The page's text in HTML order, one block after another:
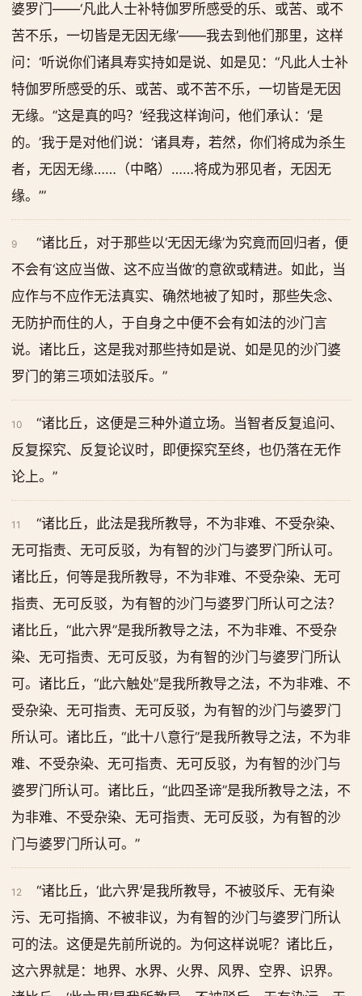
婆罗门——‘凡此人士补特伽罗所感受的乐、或苦、或不
苦不乐，一切皆是无因无缘’——我去到他们那里，这样
问：‘听说你们诸具寿实持如是说、如是见：“凡此人士补
特伽罗所感受的乐、或苦、或不苦不乐，一切皆是无因
无缘。”这是真的吗？’经我这样询问，他们承认：‘是
的。’我于是对他们说：‘诸具寿，若然，你们将成为杀生
者，无因无缘……（中略）……将成为邪见者，无因无
缘。’”
9
“诸比丘，对于那些以‘无因无缘’为究竟而回归者，便
不会有‘这应当做、这不应当做’的意欲或精进。如此，当
应作与不应作无法真实、确然地被了知时，那些失念、
无防护而住的人，于自身之中便不会有如法的沙门言
说。诸比丘，这是我对那些持如是说、如是见的沙门婆
罗门的第三项如法驳斥。”
10
“诸比丘，这便是三种外道立场。当智者反复追问、
反复探究、反复论议时，即便探究至终，也仍落在无作
论上。”
11
“诸比丘，此法是我所教导，不为非难、不受杂染、
无可指责、无可反驳，为有智的沙门与婆罗门所认可。
诸比丘，何等是我所教导，不为非难、不受杂染、无可
指责、无可反驳，为有智的沙门与婆罗门所认可之法？
诸比丘，“此六界”是我所教导之法，不为非难、不受杂
染、无可指责、无可反驳，为有智的沙门与婆罗门所认
可。诸比丘，“此六触处”是我所教导之法，不为非难、不
受杂染、无可指责、无可反驳，为有智的沙门与婆罗门
所认可。诸比丘，“此十八意行”是我所教导之法，不为非
难、不受杂染、无可指责、无可反驳，为有智的沙门与
婆罗门所认可。诸比丘，“此四圣谛”是我所教导之法，不
为非难、不受杂染、无可指责、无可反驳，为有智的沙
门与婆罗门所认可。”
12
“诸比丘，‘此六界’是我所教导，不被驳斥、无有染
污、无可指摘、不被非议，为有智的沙门与婆罗门所认
可的法。这便是先前所说的。为何这样说呢？诸比丘，
这六界就是：地界、水界、火界、风界、空界、识界。